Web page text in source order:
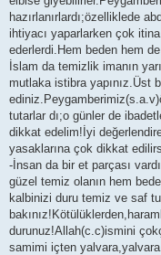
hazırlanırlardı;özelliklede
ihtiyacı yaparlarken çok
ederlerdi.Hem beden hem
İslam da temizlik imanın
mutlaka istibra yapınız.Üst
tutarlar dı;o günler de
dikkat edelim!İyi
yasaklarına çok dikkat
-İnsan da bir et parçası
güzel temiz olanın hem
kalbinizi duru temiz ve saf
durunuz!Allah(c.c)ismini
samimi içten